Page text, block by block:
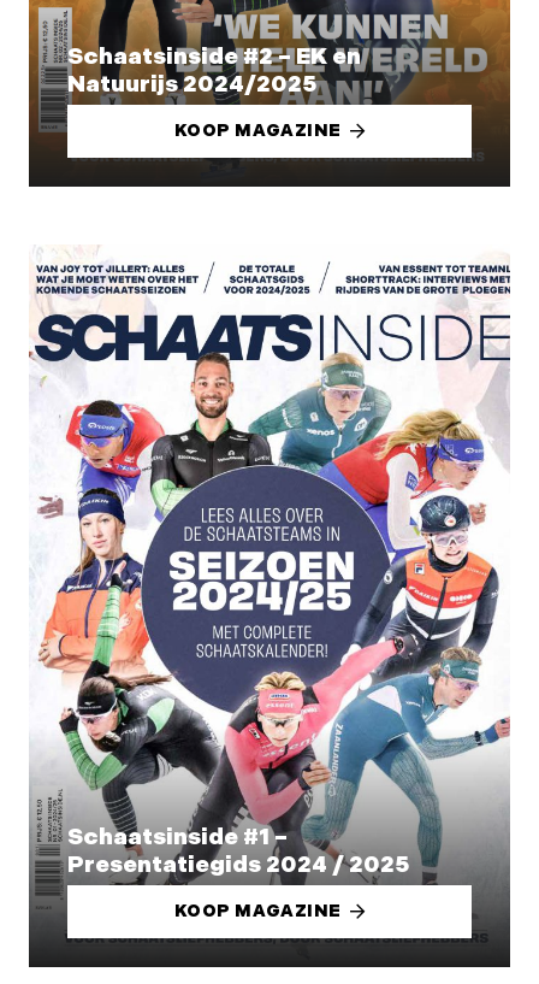
Schaatsinside #2 – EK en
Natuurijs 2024/2025
KOOP MAGAZINE
Schaatsinside #1 –
Presentatiegids 2024 / 2025
KOOP MAGAZINE